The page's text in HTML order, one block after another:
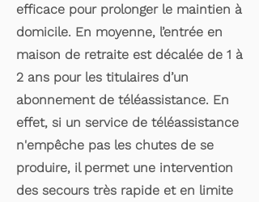
efficace pour prolonger le maintien à
domicile. En moyenne, l’entrée en
maison de retraite est décalée de 1 à
2 ans pour les titulaires d’un
abonnement de téléassistance. En
effet, si un service de téléassistance
n'empêche pas les chutes de se
produire, il permet une intervention
des secours très rapide et en limite